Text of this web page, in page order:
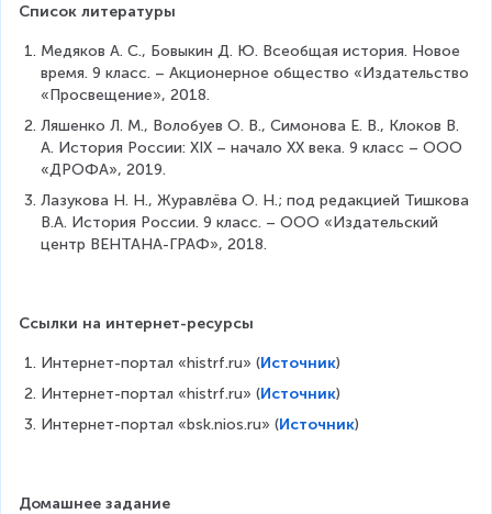
Список литературы
Медяков А. С., Бовыкин Д. Ю. Всеобщая история. Новое
время. 9 класс. – Акционерное общество «Издательство
«Просвещение», 2018.
Ляшенко Л. М., Волобуев О. В., Симонова Е. В., Клоков В.
А. История России: XIX – начало XX века. 9 класс – ООО
«ДРОФА», 2019.
Лазукова Н. Н., Журавлёва О. Н.; под редакцией Тишкова
В.А. История России. 9 класс. – ООО «Издательский
центр ВЕНТАНА-ГРАФ», 2018.
Ссылки на интернет-ресурсы
Интернет-портал «histrf.ru» (Источник)
Интернет-портал «histrf.ru» (Источник)
Интернет-портал «bsk.nios.ru» (Источник)
Домашнее задание